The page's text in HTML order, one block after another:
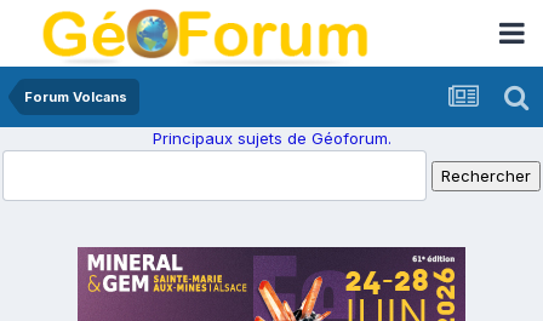
Forum Volcans
Principaux sujets de Géoforum.